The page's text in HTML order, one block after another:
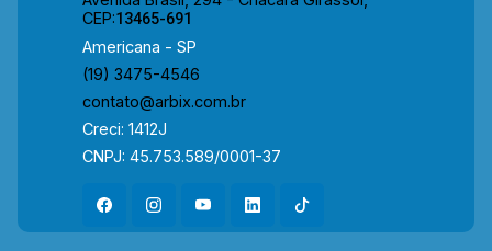
CEP:13465-691
Americana - SP
(19) 3475-4546
contato@arbix.com.br
Creci: 1412J
CNPJ: 45.753.589/0001-37